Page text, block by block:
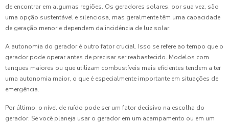
de encontrar em algumas regiões. Os geradores solares, por sua vez, são
uma opção sustentável e silenciosa, mas geralmente têm uma capacidade
de geração menor e dependem da incidência de luz solar.
A autonomia do gerador é outro fator crucial. Isso se refere ao tempo que o
gerador pode operar antes de precisar ser reabastecido. Modelos com
tanques maiores ou que utilizam combustíveis mais eficientes tendem a ter
uma autonomia maior, o que é especialmente importante em situações de
emergência.
Por último, o nível de ruído pode ser um fator decisivo na escolha do
gerador. Se você planeja usar o gerador em um acampamento ou em um